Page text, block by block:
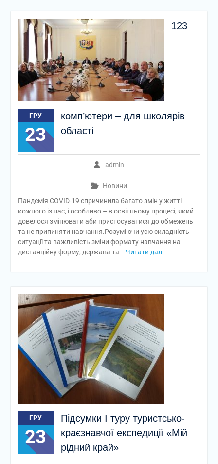
ГРУ
23
123
комп’ютери – для школярів
області
admin
Новини
Пандемія COVID-19 спричинила багато змін у житті
кожного із нас, і особливо – в освітньому процесі, який
довелося змінювати аби пристосуватися до обмежень
та не припиняти навчання.Розуміючи усю складність
ситуації та важливість зміни формату навчання на
дистанційну форму, держава та
Читати далі
ГРУ
23
Підсумки І туру туристсько-
краєзнавчої експедиції «Мій
рідний край»